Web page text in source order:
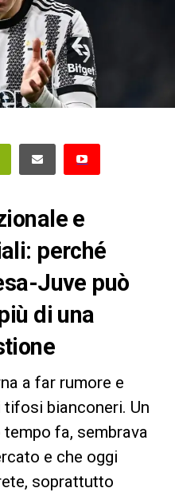
e
perché
Juve può
di una
a far rumore e
bianconeri. Un
fa, sembrava
e che oggi
soprattutto